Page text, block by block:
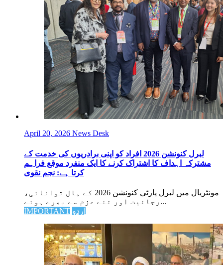
April 20, 2026 News Desk
لبرل کنونشن 2026 افراد کو اپنی برادریوں کی خدمت کے
مشترکہ اہداف کا اشتراک کرنے کا ایک منفرد موقع فراہم
کرتا ہے: نجم نقوی
مونٹریال میں لبرل پارٹی کنونشن 2026 کے ہال توانائی،
رجائیت اور نئے عزم سے بھرے ہوئے...
IMPORTANT اردو